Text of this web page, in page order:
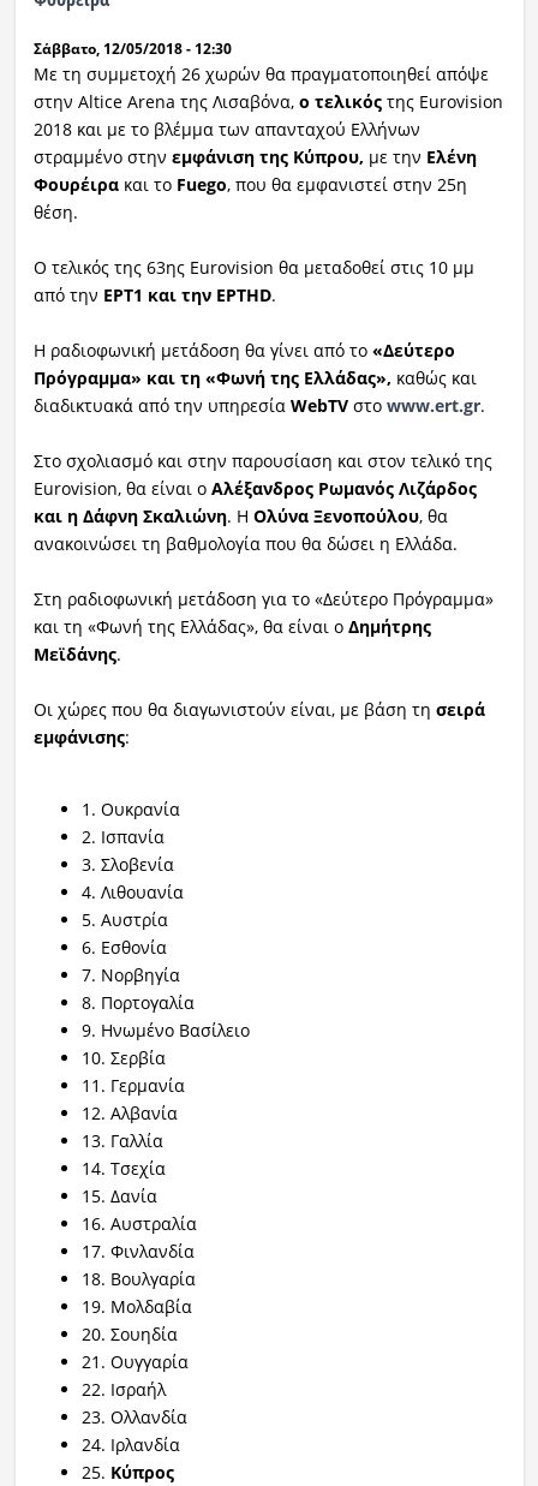
Σάββατο, 12/05/2018 - 12:30
Με τη συμμετοχή 26 χωρών θα πραγματοποιηθεί απόψε
στην Altice Arena της Λισαβόνα, ο τελικόςτης Eurovision
2018 και με το βλέμμα των απανταχού Ελλήνων
στραμμένο στην εμφάνιση της Κύπρου, με την Ελένη
Φουρέιρακαι το Fuego, που θα εμφανιστεί στην 25η
θέση.
Ο τελικός της 63ης Eurovision θα μεταδοθεί στις 10 μμ
από την ΕΡΤ1 και την ΕΡΤHD.
Η ραδιοφωνική μετάδοση θα γίνει από το «Δεύτερο
Πρόγραμμα» και τη «Φωνή της Ελλάδας», καθώς και
διαδικτυακά από την υπηρεσία WebTVστο www.ert.gr.
Στο σχολιασμό και στην παρουσίαση και στον τελικό της
Eurovision, θα είναι ο Αλέξανδρος Ρωμανός Λιζάρδος
και η Δάφνη Σκαλιώνη. Η Ολύνα Ξενοπούλου, θα
ανακοινώσει τη βαθμολογία που θα δώσει η Ελλάδα.
Στη ραδιοφωνική μετάδοση για το «Δεύτερο Πρόγραμμα»
και τη «Φωνή της Ελλάδας», θα είναι ο Δημήτρης
Μεϊδάνης.
Οι χώρες που θα διαγωνιστούν είναι, με βάση τη σειρά
εμφάνισης:
1. Ουκρανία
2. Ισπανία
3. Σλοβενία
4. Λιθουανία
5. Αυστρία
6. Εσθονία
7. Νορβηγία
8. Πορτογαλία
9. Ηνωμένο Βασίλειο
10. Σερβία
11. Γερμανία
12. Αλβανία
13. Γαλλία
14. Τσεχία
15. Δανία
16. Αυστραλία
17. Φινλανδία
18. Βουλγαρία
19. Μολδαβία
20. Σουηδία
21. Ουγγαρία
22. Ισραήλ
23. Ολλανδία
24. Ιρλανδία
25. Κύπρος